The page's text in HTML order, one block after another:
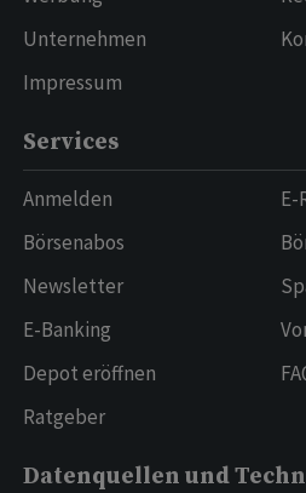
Unternehmen
Impressum
Services
Anmelden
Börsenabos
Newsletter
E-Banking
Depot eröffnen
Ratgeber
E-
Datenquellen und